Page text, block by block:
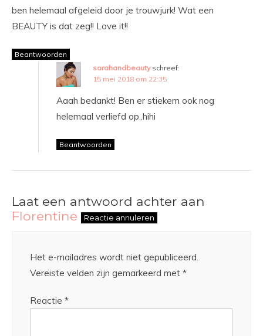
ben helemaal afgeleid door je trouwjurk! Wat een
BEAUTY is dat zeg!! Love it!!
Beantwoorden
sarahandbeauty schreef:
15 mei 2018 om 22:35
Aaah bedankt! Ben er stiekem ook nog
helemaal verliefd op..hihi
Beantwoorden
Laat een antwoord achter aan
Florentine
Reactie annuleren
Het e-mailadres wordt niet gepubliceerd.
Vereiste velden zijn gemarkeerd met *
Reactie *